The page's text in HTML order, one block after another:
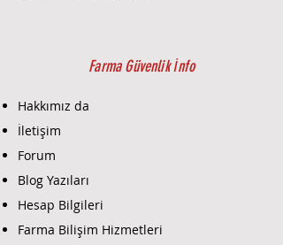
Farma Güvenlik İnfo
Hakkımız da
İletişim
Forum
Blog Yazıları
Hesap Bilgileri
Farma Bilişim Hizmetleri